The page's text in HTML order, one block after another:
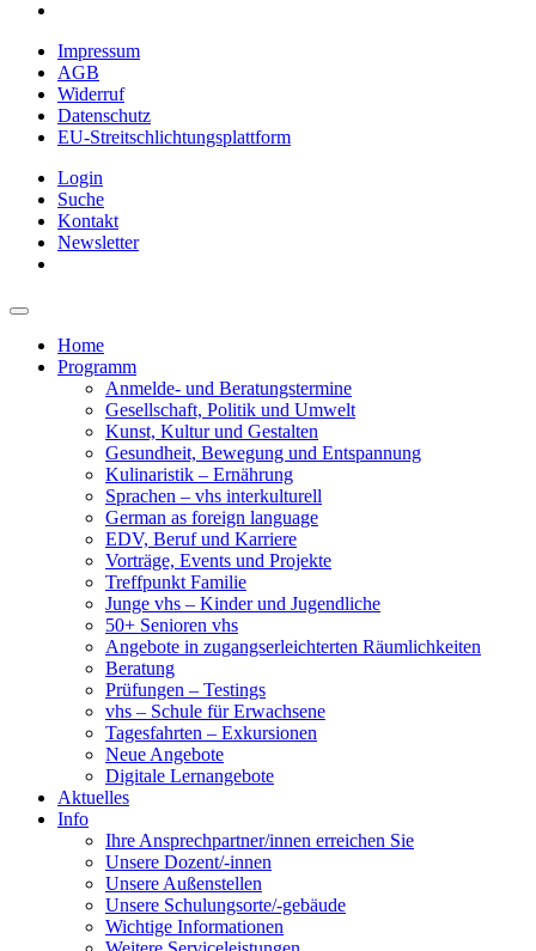
Impressum
AGB
Widerruf
Datenschutz
EU-Streitschlichtungsplattform
Login
Suche
Kontakt
Newsletter
Home
Programm
Anmelde- und Beratungstermine
Gesellschaft, Politik und Umwelt
Kunst, Kultur und Gestalten
Gesundheit, Bewegung und Entspannung
Kulinaristik – Ernährung
Sprachen – vhs interkulturell
German as foreign language
EDV, Beruf und Karriere
Vorträge, Events und Projekte
Treffpunkt Familie
Junge vhs – Kinder und Jugendliche
50+ Senioren vhs
Angebote in zugangserleichterten Räumlichkeiten
Beratung
Prüfungen – Testings
vhs – Schule für Erwachsene
Tagesfahrten – Exkursionen
Neue Angebote
Digitale Lernangebote
Aktuelles
Info
Ihre Ansprechpartner/innen erreichen Sie
Unsere Dozent/-innen
Unsere Außenstellen
Unsere Schulungsorte/-gebäude
Wichtige Informationen